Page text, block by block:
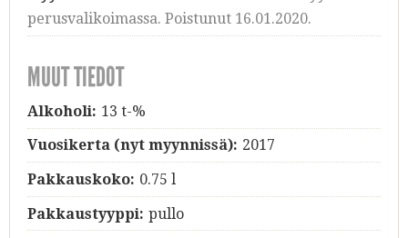
perusvalikoimassa. Poistunut 16.01.2020.
MUUT TIEDOT
Alkoholi: 13 t-%
Vuosikerta (nyt myynnissä): 2017
Pakkauskoko: 0.75 l
Pakkaustyyppi: pullo